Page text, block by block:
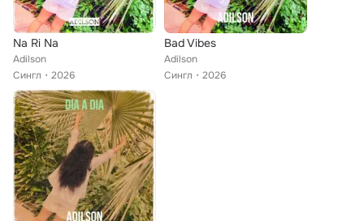
Na Ri Na
Adilson
Сингл
2026
Bad Vibes
Adilson
Сингл
2026